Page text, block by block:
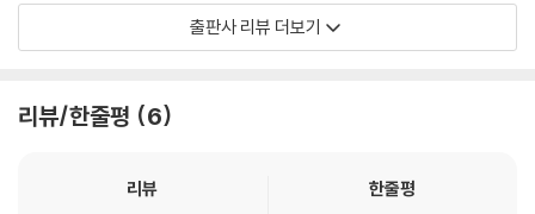
사물들에 대해 비양심적인 태도를 보이기 시작한 사회가 꿈꾸던 인물이 바
로 댄디, 즉 불편함을 느낄 줄 모르는 남자였다는 것은 또렷하게 이해가 되
멜의 한마디에 쩔쩔맸던 것은 이들이 절대적으로 필요하다고 느끼던 이론
들에게 제시하는 것은 사용가치의 향유나 교환가치의 축적을 뛰어넘는, 사
조르조 아감벤의 대표 저작이다. 아감벤은 서양문화의 근간이 된 ‘유령’이
라는 테마를 토대로, 왜 비현실적인 것에 주목해야 하는지 그리고 그것이
상품이 모든 것을 지배하는 세계 속에서 예술작품이 차지하는 위치, 교부
0년대의 상징학이 현대의 기호학으로 발전하게 된 배경 등 책을 구성하는
출판사 리뷰 더보기
리뷰/한줄평 6
리뷰 한줄평